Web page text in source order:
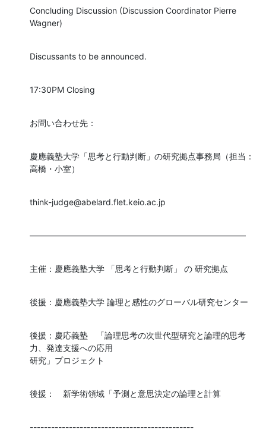
Concluding Discussion (Discussion Coordinator Pierre
Wagner)
Discussants to be announced.
17:30PM Closing
お問い合わせ先：
慶應義塾大学「思考と行動判断」の研究拠点事務局（担当：
高橋・小室）
think-judge@abelard.flet.keio.ac.jp
――――――――――――――――――――――――――
主催：慶應義塾大学 「思考と行動判断」 の 研究拠点
後援：慶應義塾大学 論理と感性のグローバル研究センター
後援：慶応義塾　「論理思考の次世代型研究と論理的思考
力、発達支援への応用
研究」プロジェクト
後援：　新学術領域「予測と意思決定の論理と計算
----------------------------------------------